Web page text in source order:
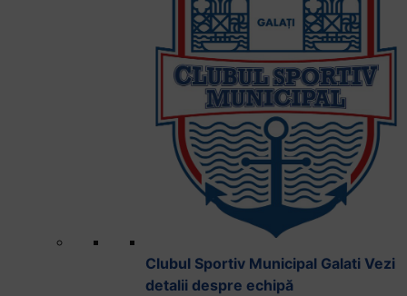
Clubul Sportiv Municipal Galati Vezi
detalii despre echipă